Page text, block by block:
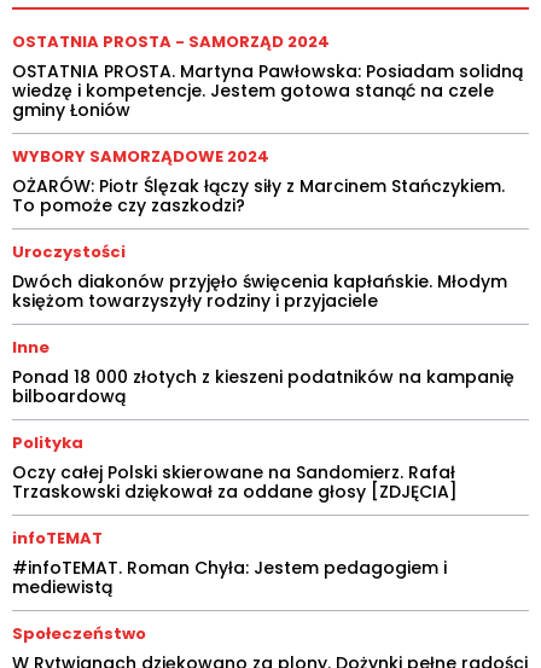
OSTATNIA PROSTA - SAMORZĄD 2024
OSTATNIA PROSTA. Martyna Pawłowska: Posiadam solidną
wiedzę i kompetencje. Jestem gotowa stanąć na czele
gminy Łoniów
WYBORY SAMORZĄDOWE 2024
OŻARÓW: Piotr Ślęzak łączy siły z Marcinem Stańczykiem.
To pomoże czy zaszkodzi?
Uroczystości
Dwóch diakonów przyjęło święcenia kapłańskie. Młodym
księżom towarzyszyły rodziny i przyjaciele
Inne
Ponad 18 000 złotych z kieszeni podatników na kampanię
bilboardową
Polityka
Oczy całej Polski skierowane na Sandomierz. Rafał
Trzaskowski dziękował za oddane głosy [ZDJĘCIA]
infoTEMAT
#infoTEMAT. Roman Chyła: Jestem pedagogiem i
mediewistą
Społeczeństwo
W Rytwianach dziękowano za plony. Dożynki pełne radości